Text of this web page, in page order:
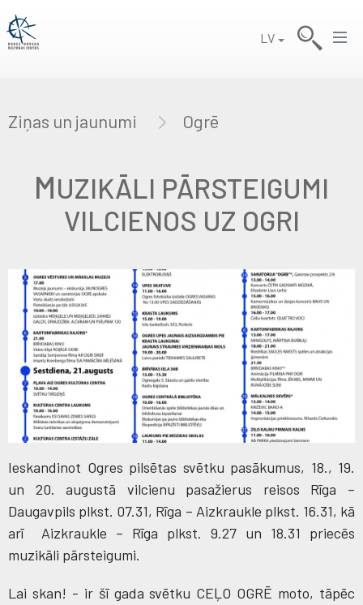
LV
Ziņas un jaunumi Ogrē
MUZIKĀLI PĀRSTEIGUMI
VILCIENOS UZ OGRI
Ieskandinot Ogres pilsētas svētku pasākumus, 18., 19.
un 20. augustā vilcienu pasažierus reisos Rīga –
Daugavpils plkst. 07.31, Rīga – Aizkraukle plkst. 16.31, kā
arī Aizkraukle – Rīga plkst. 9.27 un 18.31 priecēs
muzikāli pārsteigumi.
Lai skan! - ir šī gada svētku CEĻO OGRĒ moto, tāpēc